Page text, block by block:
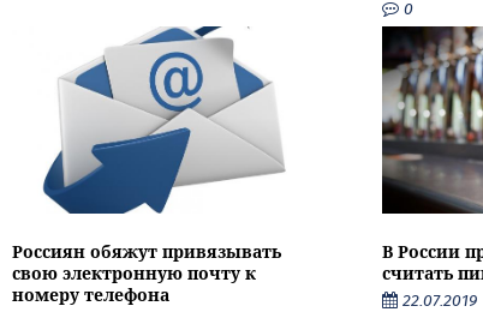
0
Россиян обяжут привязывать
свою электронную почту к
номеру телефона
В России
считать
22.07.2019